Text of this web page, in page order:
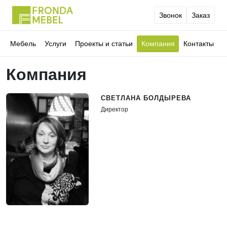
Звонок Заказ
Мебель Услуги Проекты и статьи Компания Контакты
Компания
СВЕТЛАНА БОЛДЫРЕВА
Директор